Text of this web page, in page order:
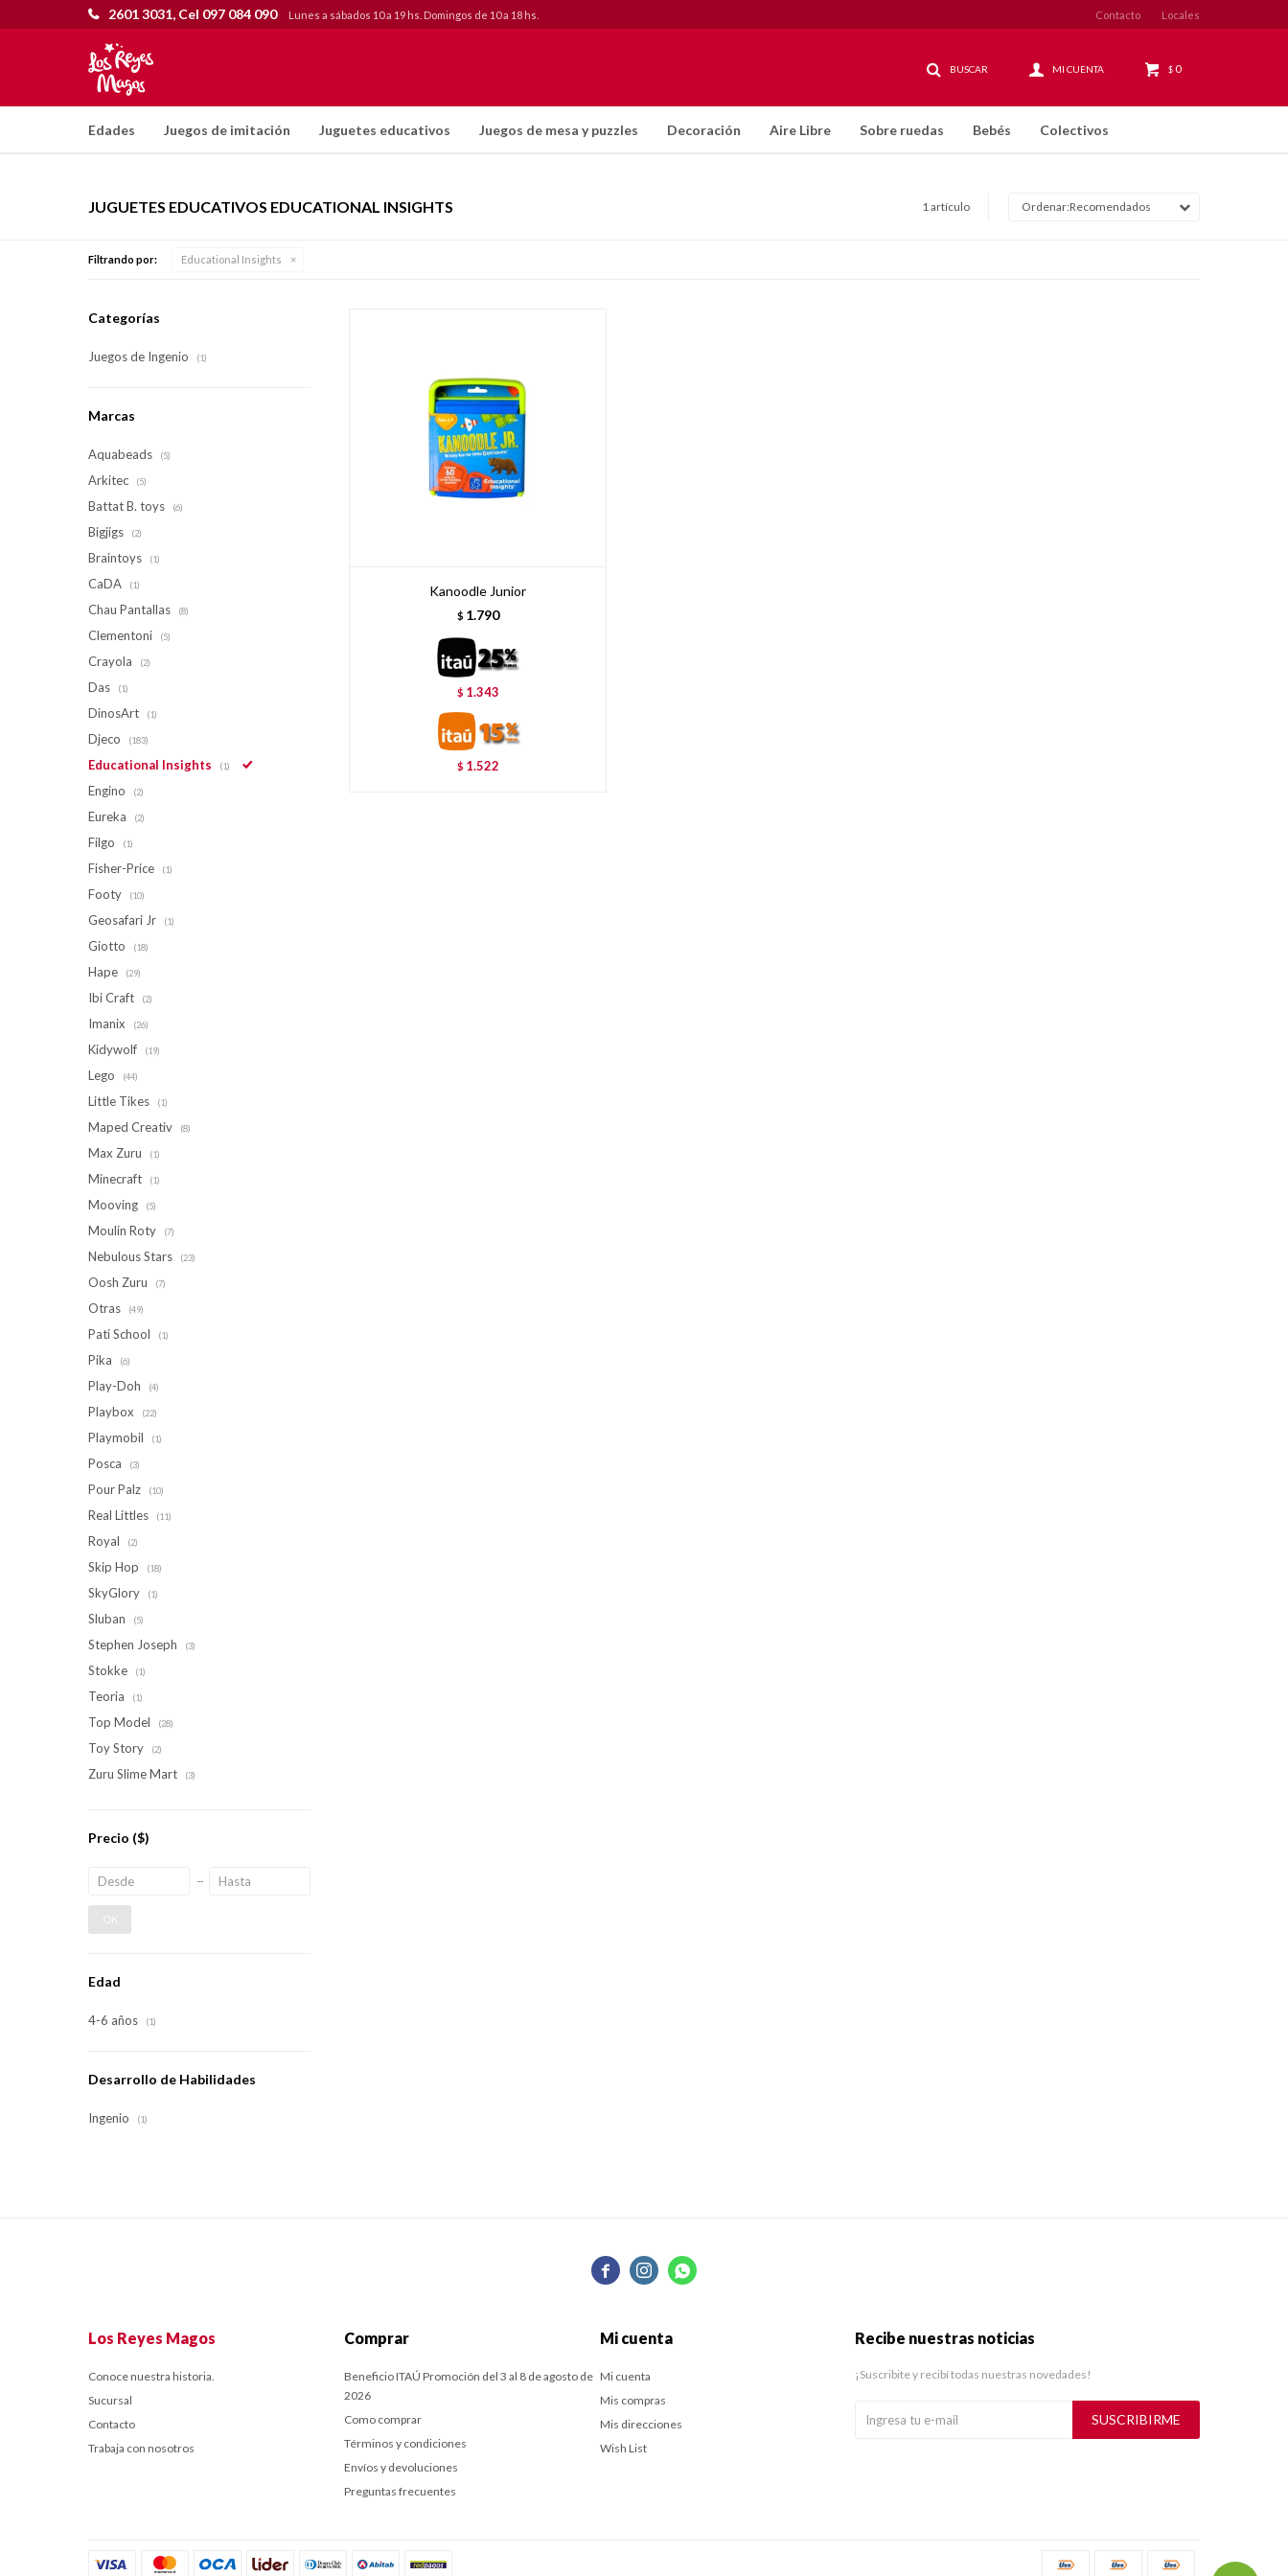
Edades Juegos de imitación Juguetes educativos Juegos de mesa y puzzles Decoración Aire Libre Sobre ruedas Bebés Colectivos
$ 0
2601 3031, Cel 097 084 090 Lunes a sábados 10 a 19 hs. Domingos de 10 a 18 hs. Contacto Locales
JUGUETES EDUCATIVOS EDUCATIONAL INSIGHTS 1 artículo Recomendados
Filtrando por: Educational Insights
Kanoodle Junior
$ 1.790
$ 1.343
$ 1.522
Categorías
Juegos de Ingenio (1)
Marcas
Aquabeads (5)
Arkitec (5)
Battat B. toys (6)
Bigjigs (2)
Braintoys (1)
CaDA (1)
Chau Pantallas (8)
Clementoni (5)
Crayola (2)
Das (1)
DinosArt (1)
Djeco (183)
Educational Insights (1)
Engino (2)
Eureka (2)
Filgo (1)
Fisher-Price (1)
Footy (10)
Geosafari Jr (1)
Giotto (18)
Hape (29)
Ibi Craft (2)
Imanix (26)
Kidywolf (19)
Lego (44)
Little Tikes (1)
Maped Creativ (8)
Max Zuru (1)
Minecraft (1)
Mooving (5)
Moulin Roty (7)
Nebulous Stars (23)
Oosh Zuru (7)
Otras (49)
Pati School (1)
Pika (6)
Play-Doh (4)
Playbox (22)
Playmobil (1)
Posca (3)
Pour Palz (10)
Real Littles (11)
Royal (2)
Skip Hop (18)
SkyGlory (1)
Sluban (5)
Stephen Joseph (3)
Stokke (1)
Teoria (1)
Top Model (28)
Toy Story (2)
Zuru Slime Mart (3)
Precio ($)
OK
Edad
4-6 años (1)
Desarrollo de Habilidades
Ingenio (1)
  
Los Reyes Magos
Conoce nuestra historia.
Sucursal
Contacto
Trabaja con nosotros
Comprar
Beneficio ITAÚ Promoción del 3 al 8 de agosto de
2026
Como comprar
Términos y condiciones
Envíos y devoluciones
Preguntas frecuentes
Mi cuenta
Mi cuenta
Mis compras
Mis direcciones
Wish List
Recibe nuestras noticias
¡Suscribite y recibí todas nuestras novedades!
SUSCRIBIRME